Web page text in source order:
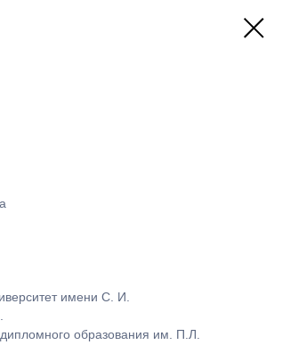
имени С. И.
образования им. П.Л.